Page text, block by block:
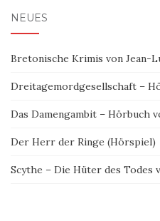
NEUES
Bretonische Krimis von Jean-
Dreitagemordgesellschaft –
Das Damengambit – Hörbuch
Der Herr der Ringe (Hörspiel)
Scythe – Die Hüter des Todes